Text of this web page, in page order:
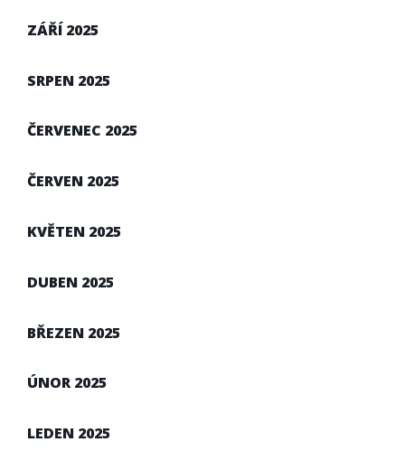
ZÁŘÍ 2025
SRPEN 2025
ČERVENEC 2025
ČERVEN 2025
KVĚTEN 2025
DUBEN 2025
BŘEZEN 2025
ÚNOR 2025
LEDEN 2025